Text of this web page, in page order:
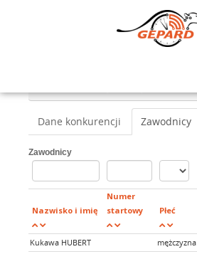
Dane konkurencji Zawodnicy
Zawodnicy
Nazwisko i imię
Numer
startowy
Płeć
Kukawa HUBERT mężczyzna